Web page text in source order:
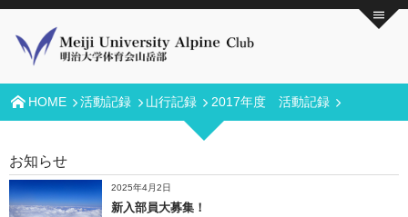
HOME 活動記録 山行記録 2017年度 活動記録
お知らせ
2025年4月2日
新入部員大募集！